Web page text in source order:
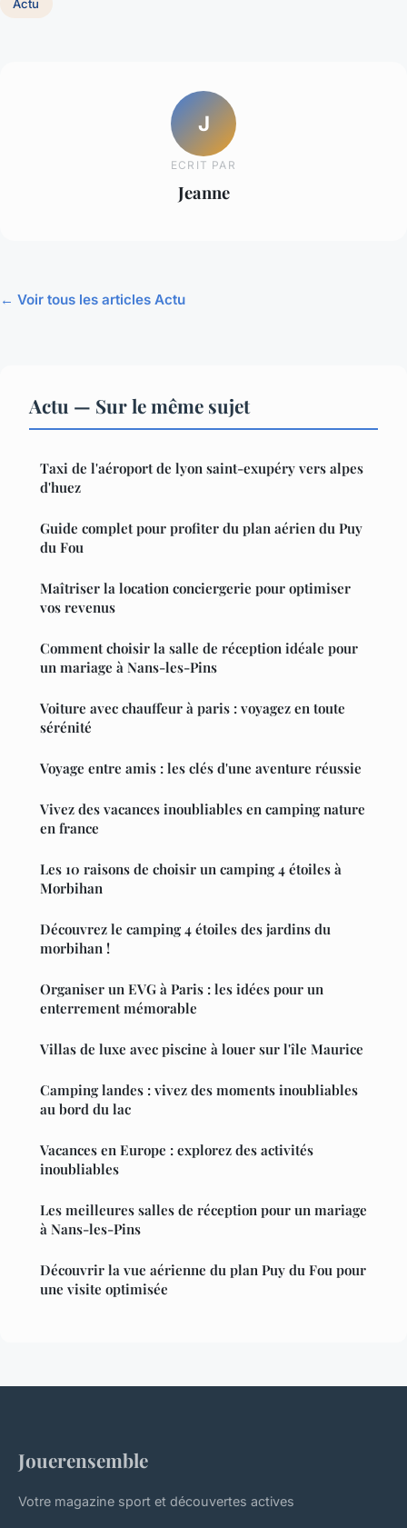
Actu
J
ECRIT PAR
Jeanne
← Voir tous les articles Actu
Actu — Sur le même sujet
Taxi de l'aéroport de lyon saint-exupéry vers alpes
d'huez
Guide complet pour profiter du plan aérien du Puy
du Fou
Maîtriser la location conciergerie pour optimiser
vos revenus
Comment choisir la salle de réception idéale pour
un mariage à Nans-les-Pins
Voiture avec chauffeur à paris : voyagez en toute
sérénité
Voyage entre amis : les clés d'une aventure réussie
Vivez des vacances inoubliables en camping nature
en france
Les 10 raisons de choisir un camping 4 étoiles à
Morbihan
Découvrez le camping 4 étoiles des jardins du
morbihan !
Organiser un EVG à Paris : les idées pour un
enterrement mémorable
Villas de luxe avec piscine à louer sur l'île Maurice
Camping landes : vivez des moments inoubliables
au bord du lac
Vacances en Europe : explorez des activités
inoubliables
Les meilleures salles de réception pour un mariage
à Nans-les-Pins
Découvrir la vue aérienne du plan Puy du Fou pour
une visite optimisée
Jouerensemble
Votre magazine sport et découvertes actives